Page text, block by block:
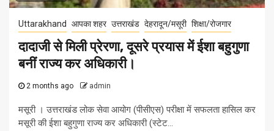
Uttarakhand आपका शहर उत्तराखंड देहरादून/मसूरी शिक्षा/रोजगार
दादाजी से मिली प्रेरणा, दूसरे प्रयास में ईशा बहुगुणा
बनीं राज्य कर अधिकारी।
2 months ago admin
मसूरी । उत्तराखंड लोक सेवा आयोग (पीसीएस) परीक्षा में सफलता हासिल कर
मसूरी की ईशा बहुगुणा राज्य कर अधिकारी (स्टेट...